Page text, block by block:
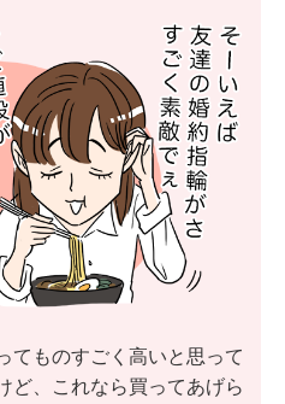
てものすごく高いと思って
ど、これなら買ってあげら